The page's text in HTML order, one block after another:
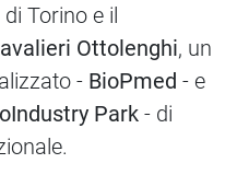
di Torino e il
Ottolenghi, un
- BioPmed - e
Park - di